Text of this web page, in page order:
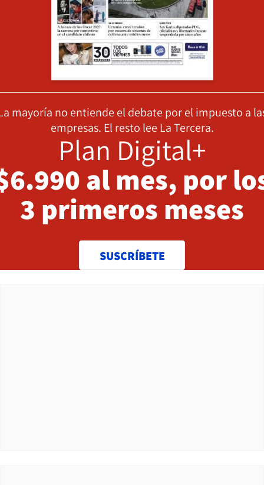
mayoría no entiende el debate por el impuesto a
empresas. El resto lee La Tercera.
Plan Digital+
al mes, por
3 primeros meses
SUSCRÍBETE